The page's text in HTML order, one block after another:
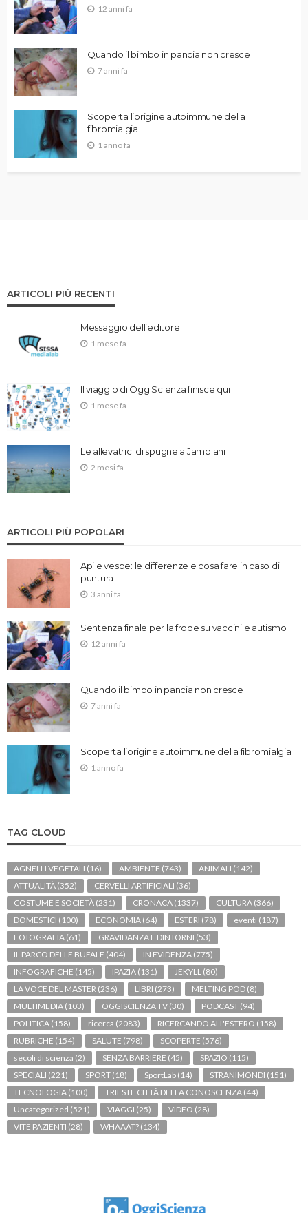
12 anni fa
Quando il bimbo in pancia non cresce
7 anni fa
Scoperta l’origine autoimmune della
fibromialgia
1 anno fa
ARTICOLI PIÙ RECENTI
Messaggio dell’editore
1 mese fa
Il viaggio di OggiScienza finisce qui
1 mese fa
Le allevatrici di spugne a Jambiani
2 mesi fa
ARTICOLI PIÙ POPOLARI
Api e vespe: le differenze e cosa fare in caso di
puntura
3 anni fa
Sentenza finale per la frode su vaccini e autismo
12 anni fa
Quando il bimbo in pancia non cresce
7 anni fa
Scoperta l’origine autoimmune della fibromialgia
1 anno fa
TAG CLOUD
AGNELLI VEGETALI (16) AMBIENTE (743) ANIMALI (142)
ATTUALITÀ (352) CERVELLI ARTIFICIALI (36)
COSTUME E SOCIETÀ (231) CRONACA (1337) CULTURA (366)
DOMESTICI (100) ECONOMIA (64) ESTERI (78) eventi (187)
FOTOGRAFIA (61) GRAVIDANZA E DINTORNI (53)
IL PARCO DELLE BUFALE (404) IN EVIDENZA (775)
INFOGRAFICHE (145) IPAZIA (131) JEKYLL (80)
LA VOCE DEL MASTER (236) LIBRI (273) MELTING POD (8)
MULTIMEDIA (103) OGGISCIENZA TV (30) PODCAST (94)
POLITICA (158) ricerca (2083) RICERCANDO ALL'ESTERO (158)
RUBRICHE (154) SALUTE (798) SCOPERTE (576)
secoli di scienza (2) SENZA BARRIERE (45) SPAZIO (115)
SPECIALI (221) SPORT (18) SportLab (14) STRANIMONDI (151)
TECNOLOGIA (100) TRIESTE CITTÀ DELLA CONOSCENZA (44)
Uncategorized (521) VIAGGI (25) VIDEO (28)
VITE PAZIENTI (28) WHAAAT? (134)